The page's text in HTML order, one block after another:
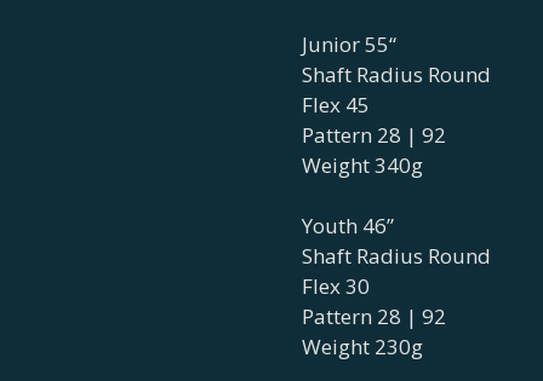
Junior 55“
Shaft Radius Round
Flex 45
Pattern 28 | 92
Weight 340g
Youth 46”
Shaft Radius Round
Flex 30
Pattern 28 | 92
Weight 230g